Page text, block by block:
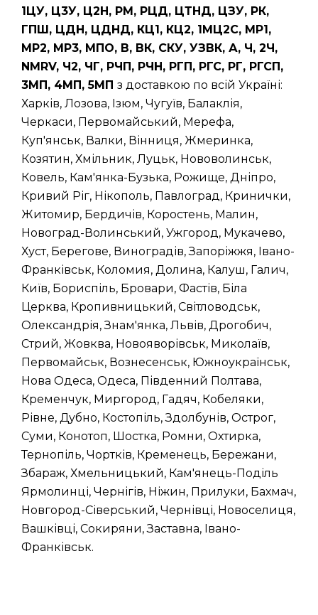
1ЦУ, Ц3У, Ц2Н, РМ, РЦД, ЦТНД, ЦЗУ, РК,
ГПШ, ЦДН, ЦДНД, КЦ1, КЦ2, 1МЦ2С, МР1,
МР2, МР3, МПО, В, ВК, СКУ, УЗВК, А, Ч, 2Ч,
NMRV, Ч2, ЧГ, РЧП, РЧН, РГП, РГС, РГ, РГСП,
3МП, 4МП, 5МП з доставкою по всій Україні:
Харків, Лозова, Ізюм, Чугуїв, Балаклія,
Черкаси, Первомайський, Мерефа,
Куп'янськ, Валки, Вінниця, Жмеринка,
Козятин, Хмільник, Луцьк, Нововолинськ,
Ковель, Кам'янка-Бузька, Рожище, Дніпро,
Кривий Ріг, Нікополь, Павлоград, Кринички,
Житомир, Бердичів, Коростень, Малин,
Новоград-Волинський, Ужгород, Мукачево,
Хуст, Берегове, Виноградів, Запоріжжя, Івано-
Франківськ, Коломия, Долина, Калуш, Галич,
Київ, Бориспіль, Бровари, Фастів, Біла
Церква, Кропивницький, Світловодськ,
Олександрія, Знам'янка, Львів, Дрогобич,
Стрий, Жовква, Новояворівськ, Миколаїв,
Первомайськ, Вознесенськ, Южноукраїнськ,
Нова Одеса, Одеса, Південний Полтава,
Кременчук, Миргород, Гадяч, Кобеляки,
Рівне, Дубно, Костопіль, Здолбунів, Острог,
Суми, Конотоп, Шостка, Ромни, Охтирка,
Тернопіль, Чортків, Кременець, Бережани,
Збараж, Хмельницький, Кам'янець-Поділь
Ярмолинці, Чернігів, Ніжин, Прилуки, Бахмач,
Новгород-Сіверський, Чернівці, Новоселиця,
Вашківці, Сокиряни, Заставна, Івано-
Франківськ.